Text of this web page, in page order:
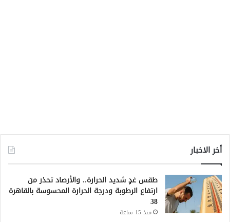
أخر الاخبار
طقس غدٍ شديد الحرارة.. والأرصاد تحذر من
ارتفاع الرطوبة ودرجة الحرارة المحسوسة بالقاهرة
38
منذ 15 ساعة